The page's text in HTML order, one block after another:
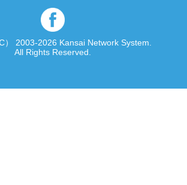
） 2003-2026 Kansai Network System.
All Rights Reserved.